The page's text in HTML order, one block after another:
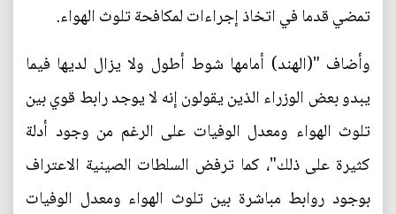
تمضي قدما في اتخاذ إجراءات لمكافحة تلوث الهواء.
وأضاف "(الهند) أمامها شوط أطول ولا يزال لديها فيما
يبدو بعض الوزراء الذين يقولون إنه لا يوجد رابط قوي بين
تلوث الهواء ومعدل الوفيات على الرغم من وجود أدلة
كثيرة على ذلك"، كما ترفض السلطات الصينية الاعتراف
بوجود روابط مباشرة بين تلوث الهواء ومعدل الوفيات